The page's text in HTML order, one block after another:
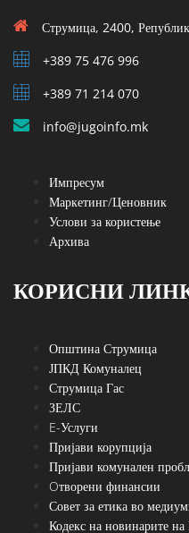
Струмица, 2400,
+389 75 476 996
+389 71 214 070
info@jugoinfo.mk
Импресум
Маркетинг/Ценовник
Услови за користење
Архива
КОРИСНИ
Општина Струмица
ЈПКД Комуналец
Струмица Гас
ЗЕЛС
E-Услуги
Пријави корупција
Пријави комунален
Oтворени финансии
Совет за етика во
Кодекс на новинарите